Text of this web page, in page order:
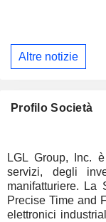
Altre notizie
Profilo Società
LGL Group, Inc.
servizi, degli
manifatturiere. La
Precise Time and
elettronici